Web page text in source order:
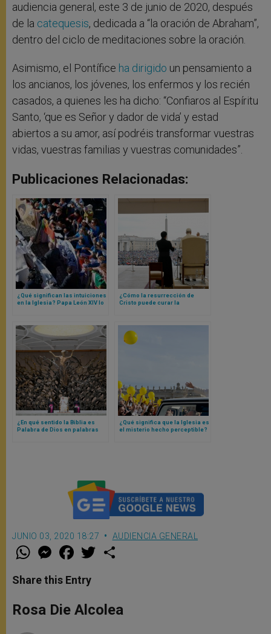
audiencia general, este 3 de junio de 2020, después
de la catequesis, dedicada a “la oración de Abraham”,
dentro del ciclo de meditaciones sobre la oración.
Asimismo, el Pontífice ha dirigido un pensamiento a
los ancianos, los jóvenes, los enfermos y los recién
casados, a quienes les ha dicho: “Confiaros al Espíritu
Santo, ‘que es Señor y dador de vida’ y estad
abiertos a su amor, así podréis transformar vuestras
vidas, vuestras familias y vuestras comunidades”.
Publicaciones Relacionadas:
¿Qué significan las intuiciones
en la Iglesia? Papa León XIV lo
¿Cómo la resurrección de
Cristo puede curar la
¿En qué sentido la Biblia es
Palabra de Dios en palabras
¿Qué significa que la Iglesia es
el misterio hecho perceptible?
JUNIO 03, 2020 18:27 AUDIENCIA GENERAL
W
t
s
p
p
M
e
s
e
g
e
F
a
e
b
o
k
w
r
Share this Entry
Rosa Die Alcolea